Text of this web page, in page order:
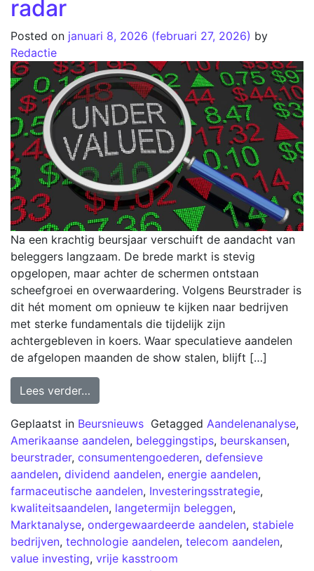
radar
Posted on januari 8, 2026 (februari 27, 2026) by
Redactie
Na een krachtig beursjaar verschuift de aandacht van
beleggers langzaam. De brede markt is stevig
opgelopen, maar achter de schermen ontstaan
scheefgroei en overwaardering. Volgens Beurstrader is
dit hét moment om opnieuw te kijken naar bedrijven
met sterke fundamentals die tijdelijk zijn
achtergebleven in koers. Waar speculatieve aandelen
de afgelopen maanden de show stalen, blijft […]
Lees verder…
Geplaatst in Beursnieuws Getagged Aandelenanalyse,
Amerikaanse aandelen, beleggingstips, beurskansen,
beurstrader, consumentengoederen, defensieve
aandelen, dividend aandelen, energie aandelen,
farmaceutische aandelen, Investeringsstrategie,
kwaliteitsaandelen, langetermijn beleggen,
Marktanalyse, ondergewaardeerde aandelen, stabiele
bedrijven, technologie aandelen, telecom aandelen,
value investing, vrije kasstroom